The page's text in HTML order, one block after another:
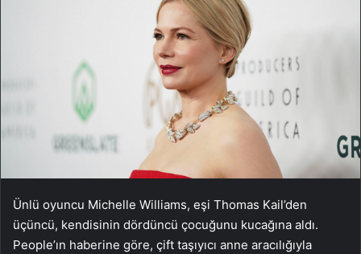
Ünlü oyuncu Michelle Williams, eşi Thomas Kail’den
üçüncü, kendisinin dördüncü çocuğunu kucağına aldı.
People’ın haberine göre, çift taşıyıcı anne aracılığıyla